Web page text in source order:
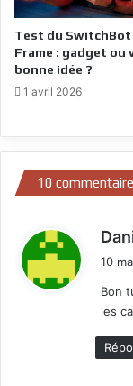
Test du SwitchBot
Frame : gadget ou
bonne idée ?
1 avril 2026
10
10
Bon
les